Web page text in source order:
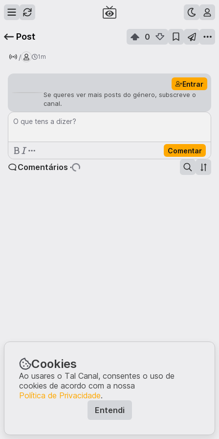
Post 0
/ 1m
Entrar
Se queres ver mais posts do género, subscreve o
canal.
O que tens a dizer?
Comentar
Comentários ·
Cookies
Ao usares o Tal Canal, consentes o uso de
cookies de acordo com a nossa
Política de Privacidade.
Entendi